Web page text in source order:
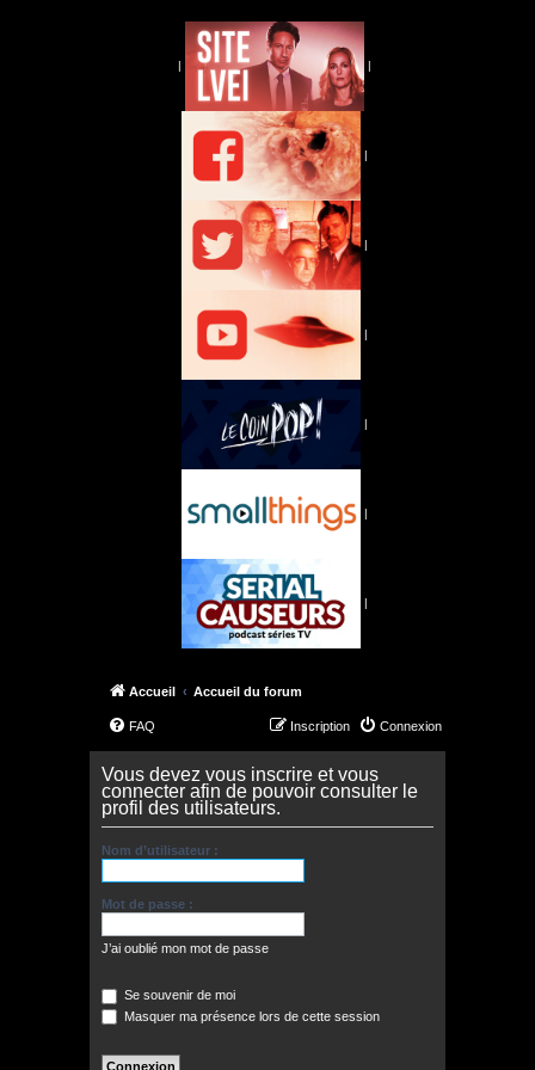
| |
|
|
|
|
|
|
Accueil Accueil du forum
FAQ Connexion
Inscription
Vous devez vous inscrire et vous
connecter afin de pouvoir consulter le
profil des utilisateurs.
Nom d’utilisateur :
Mot de passe :
J’ai oublié mon mot de passe
Se souvenir de moi
Masquer ma présence lors de cette session